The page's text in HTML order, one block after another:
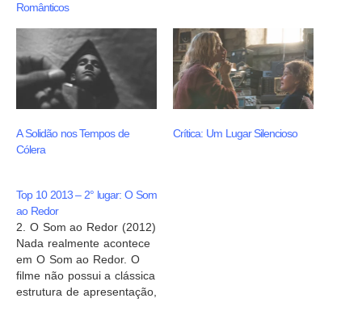
Românticos
A Solidão nos Tempos de
Cólera
Crítica: Um Lugar Silencioso
Top 10 2013 – 2° lugar: O Som
ao Redor
2. O Som ao Redor (2012)
Nada realmente acontece
em O Som ao Redor. O
filme não possui a clássica
estrutura de apresentação,